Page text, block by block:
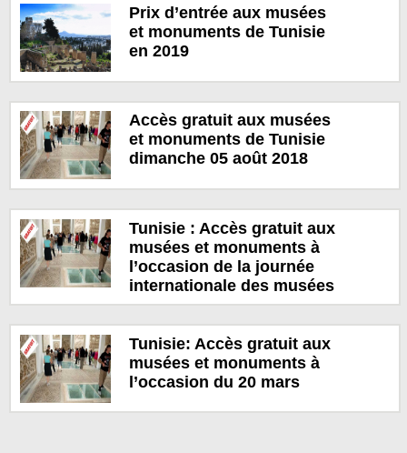
Prix d’entrée aux musées
et monuments de Tunisie
en 2019
Accès gratuit aux musées
et monuments de Tunisie
dimanche 05 août 2018
Tunisie : Accès gratuit aux
musées et monuments à
l’occasion de la journée
internationale des musées
Tunisie: Accès gratuit aux
musées et monuments à
l’occasion du 20 mars